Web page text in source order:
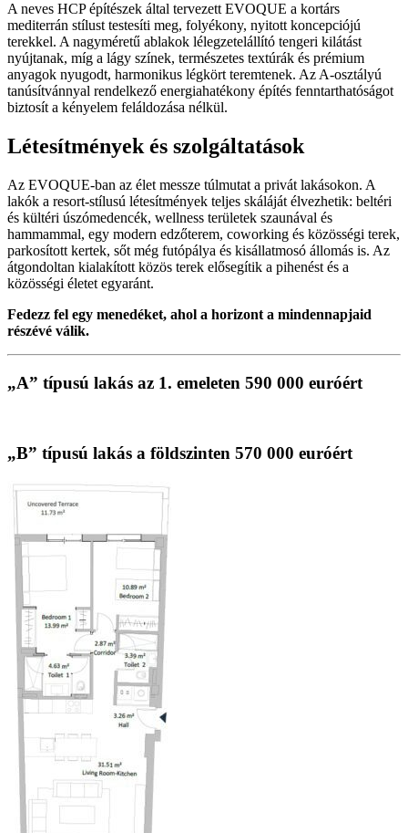
A neves HCP építészek által tervezett EVOQUE a kortárs
mediterrán stílust testesíti meg, folyékony, nyitott koncepciójú
terekkel. A nagyméretű ablakok lélegzetelállító tengeri kilátást
nyújtanak, míg a lágy színek, természetes textúrák és prémium
anyagok nyugodt, harmonikus légkört teremtenek. Az A-osztályú
tanúsítvánnyal rendelkező energiahatékony építés fenntarthatóságot
biztosít a kényelem feláldozása nélkül.
Létesítmények és szolgáltatások
Az EVOQUE-ban az élet messze túlmutat a privát lakásokon. A
lakók a resort-stílusú létesítmények teljes skáláját élvezhetik: beltéri
és kültéri úszómedencék, wellness területek szaunával és
hammammal, egy modern edzőterem, coworking és közösségi terek,
parkosított kertek, sőt még futópálya és kisállatmosó állomás is. Az
átgondoltan kialakított közös terek elősegítik a pihenést és a
közösségi életet egyaránt.
Fedezz fel egy menedéket, ahol a horizont a mindennapjaid
részévé válik.
„A” típusú lakás az 1. emeleten 590 000 euróért
„B” típusú lakás a földszinten 570 000 euróért